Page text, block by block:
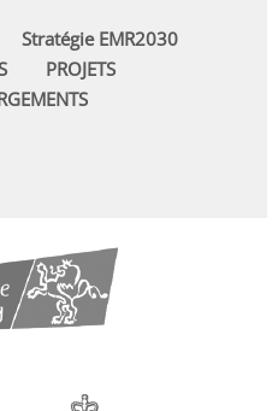
Stratégie EMR2030
PROJETS